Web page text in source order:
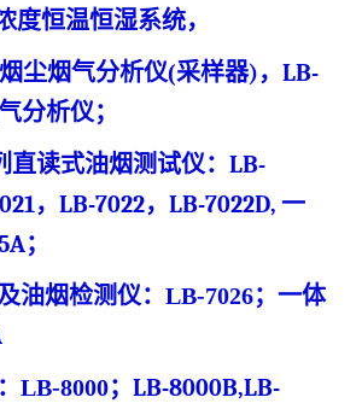
度恒温恒湿系统，
尘烟气分析仪(采样器)， LB-
分析仪；
直读式油烟测试仪： LB-
，LB-7022，LB-7022D, 一
；
油烟检测仪： LB-7026；一体
LB-8000； LB-8000B,LB-